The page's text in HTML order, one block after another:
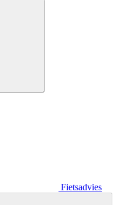
Fietsadvies